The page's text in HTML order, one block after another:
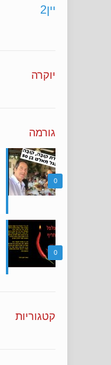
יוקרה
גורמה
0
0
קטגוריות